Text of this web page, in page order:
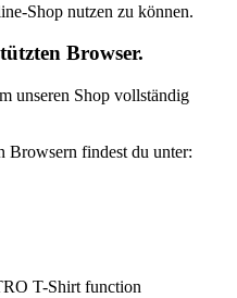
Shop nutzen zu können.
Browser.
unseren Shop vollständig
Browsern findest du unter:
T-Shirt function